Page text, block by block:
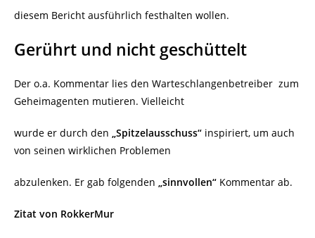
diesem Bericht ausführlich festhalten wollen.
Gerührt und nicht geschüttelt
Der o.a. Kommentar lies den Warteschlangenbetreiber zum
Geheimagenten mutieren. Vielleicht
wurde er durch den „Spitzelausschuss“ inspiriert, um auch
von seinen wirklichen Problemen
abzulenken. Er gab folgenden „sinnvollen“ Kommentar ab.
Zitat von RokkerMur